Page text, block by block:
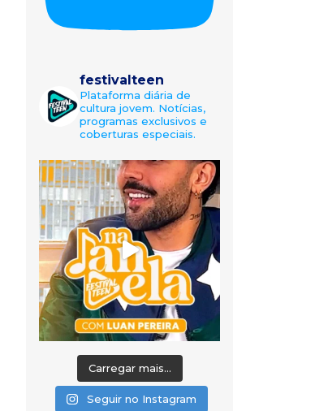
festivalteen
Plataforma diária de
cultura jovem. Notícias,
programas exclusivos e
coberturas especiais.
Carregar mais...
Seguir no Instagram